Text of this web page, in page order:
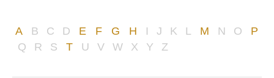
VERKEHR
A B C D E F G H I J K L M N O
P
Q
R S T U V W X Y Z